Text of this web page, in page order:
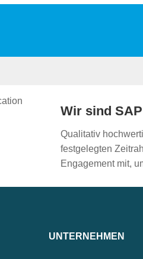
Wir sind
Qualitativ
festgelegten
Engagement mit,
UNTERNEHMEN